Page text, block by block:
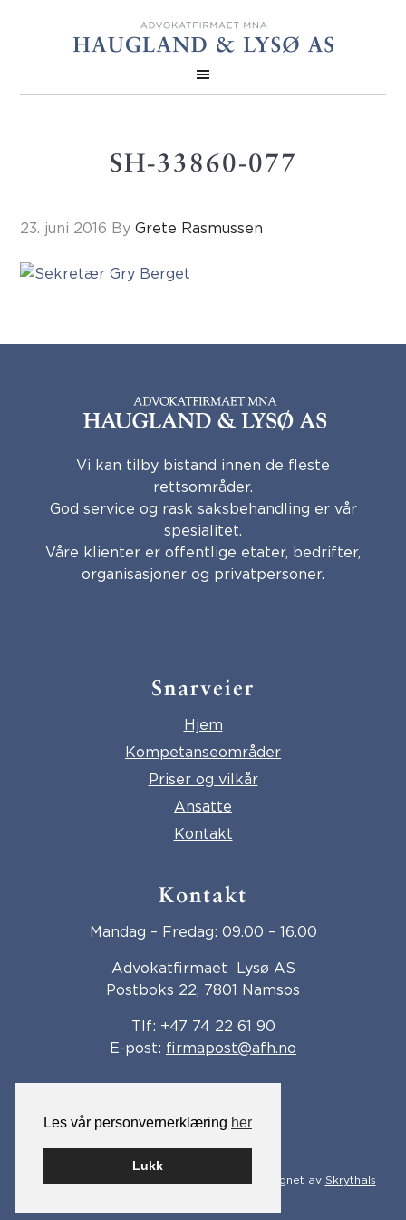
Les vår personvernerklæring her
Lukk
SH-33860-077
23. juni 2016 ByGrete Rasmussen
Vi kan tilby bistand innen de fleste
rettsområder.
God service og rask saksbehandling er vår
spesialitet.
Våre klienter er offentlige etater, bedrifter,
organisasjoner og privatpersoner.
Snarveier
Hjem
Kompetanseområder
Priser og vilkår
Ansatte
Kontakt
Kontakt
Mandag – Fredag: 09.00 – 16.00
Advokatfirmaet Lysø AS
Postboks 22, 7801 Namsos
Tlf: +47 74 22 61 90
E-post: firmapost@afh.no
Advokatforeningen.no
· Designet av Skrythals